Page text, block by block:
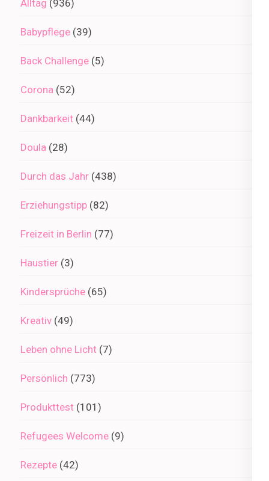
Alltag (936)
Babypflege (39)
Back Challenge (5)
Corona (52)
Dankbarkeit (44)
Doula (28)
Durch das Jahr (438)
Erziehungstipp (82)
Freizeit in Berlin (77)
Haustier (3)
Kindersprüche (65)
Kreativ (49)
Leben ohne Licht (7)
Persönlich (773)
Produkttest (101)
Refugees Welcome (9)
Rezepte (42)